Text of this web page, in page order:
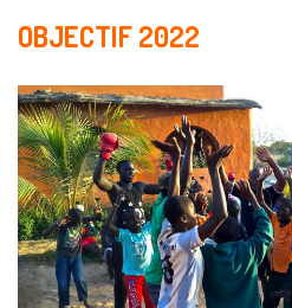
OBJECTIF 2022